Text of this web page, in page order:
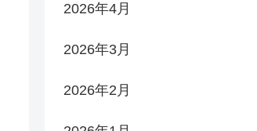
2026年4月
2026年3月
2026年2月